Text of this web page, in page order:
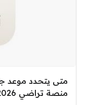
متى يتحدد موعد
منصة تراضي 2026